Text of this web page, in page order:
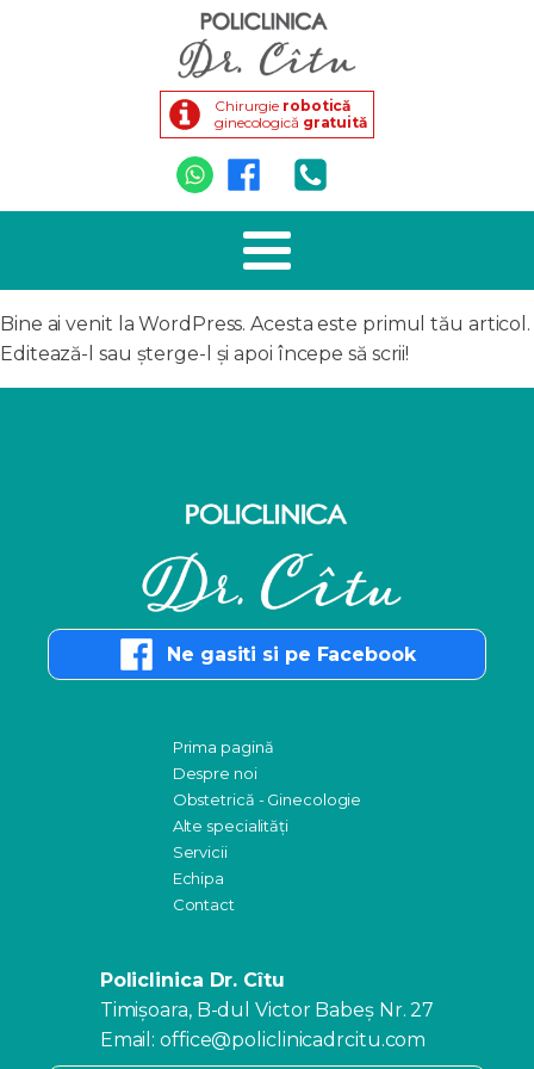
Chirurgie robotică
ginecologică gratuită
Bine ai venit la WordPress. Acesta este primul tău articol.
Editează-l sau șterge-l și apoi începe să scrii!
Ne gasiti si pe Facebook
Prima pagină
Despre noi
Obstetrică - Ginecologie
Alte specialități
Servicii
Echipa
Contact
Policlinica Dr. Cîtu
Timişoara, B-dul Victor Babeş Nr. 27
Email: office@policlinicadrcitu.com